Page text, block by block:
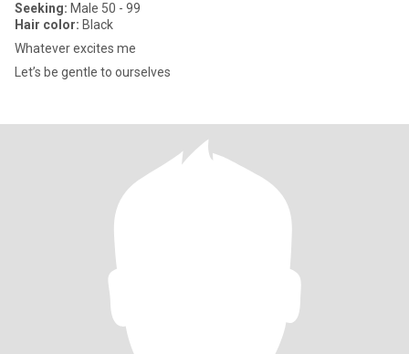
Seeking: Male 50 - 99
Hair color: Black
Whatever excites me
Let’s be gentle to ourselves